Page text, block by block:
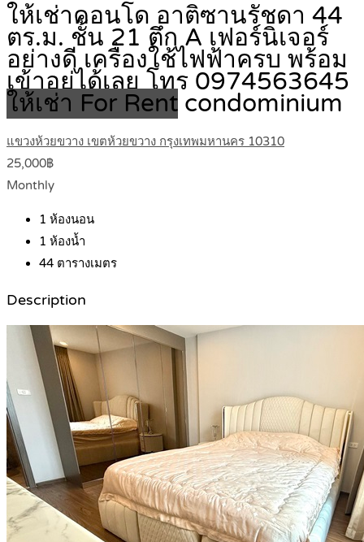
ให้เช่าคอนโด อาติซานรัชดา 44
ตร.ม. ชั้น 21 ตึก A เฟอร์นิเจอร์
อย่างดี เครื่องใช้ไฟฟ้าครบ พร้อม
เข้าอยู่ได้เลย โทร 0974563645
ให้เช่า For Rent condominium
แขวงห้วยขวาง เขตห้วยขวาง กรุงเทพมหานคร 10310
25,000฿
Monthly
1 ห้องนอน
1 ห้องน้ำ
44 ตารางเมตร
Description